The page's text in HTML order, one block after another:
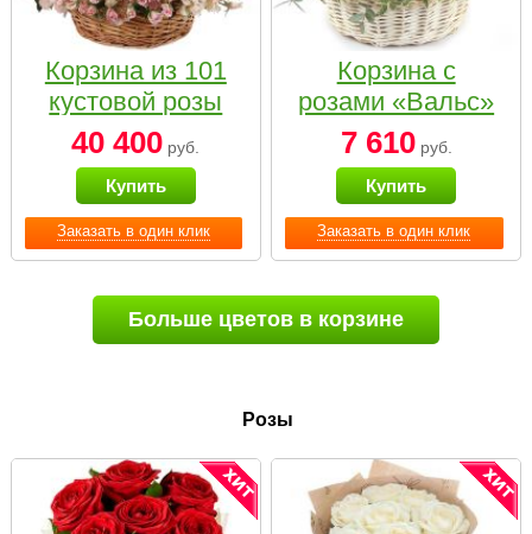
Заказать в один клик
Корзина из 101
кустовой розы
нежных тонов
40 400 руб.
Купить
Заказать в один клик
Корзина с
розами «Вальс»
7 610руб.
Купить
Больше цветов в корзине
Розы